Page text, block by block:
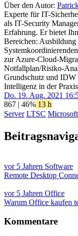
Über den Autor:
Experte für IT-
als IT-Security
Erfahrung. Er bietet
Bereichen:
zur Azure-Cloud-
Notfallplan/Risiko-
Grundschutz und IDW
Intelligenz in der
Do. 19. Aug. 2021
867 | 46% 13 h
Server LTSC Microsoft
vor 5 Jahren Software
Remote Desktop
vor 5 Jahren Office
Warum Office kaufen
Kommentare